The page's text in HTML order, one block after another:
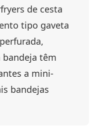
de cesta
tipo gaveta
têm
a mini-
bandejas